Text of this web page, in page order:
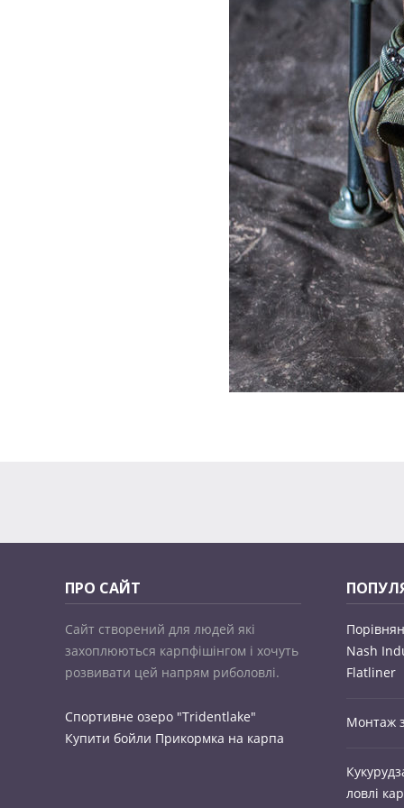
ПРО САЙТ
Сайт створений для людей які
захоплюються карпфішінгом і хочуть
розвивати цей напрям риболовлі.
Спортивне озеро "Tridentlake"
Купити бойли Прикормка на карпа
Nash
Flatliner
Монтаж
ловлі